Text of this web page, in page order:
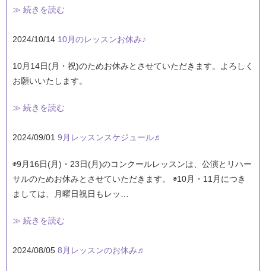
≫ 続きを読む
2024/10/14 10月のレッスンお休み♪
10月14日(月・祝)のためお休みとさせていただきます。よろしく
お願いいたします。
≫ 続きを読む
2024/09/01 9月レッスンスケジュール♬
◉9月16日(月)・23日(月)のコンクールレッスンは、公演とリハー
サルのためお休みとさせていただきます。 ◉10月・11月につき
ましては、月曜日祝日もレッ…
≫ 続きを読む
2024/08/05 8月レッスンのお休み♬